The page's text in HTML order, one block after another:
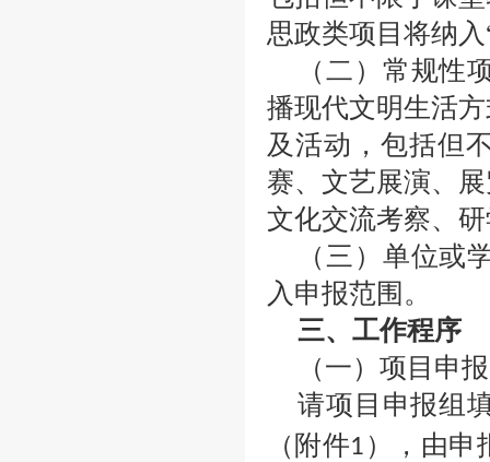
思政类项目将纳
（二）常规性
播现代文明生活
及活动，包括但
赛、文艺展演、
文化交流考察、
（三）单位或
入申报范围。
三、工作程序
（一）项目申报
请项目申报组
（附件1 ），由申